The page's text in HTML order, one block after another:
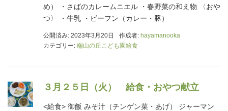
め） ・さばのカレームニエル ・春野菜の和え物 〈おや
つ〉 ・牛乳 ・ビーフン（カレー・豚）
公開済み: 2023年3月20日 作成者: hayamanooka
カテゴリー: 端山の丘こども園給食
３月２５日（火） 給食・おやつ献立
<給食> 御飯 みそ汁（チンゲン菜・あげ） ジャーマン